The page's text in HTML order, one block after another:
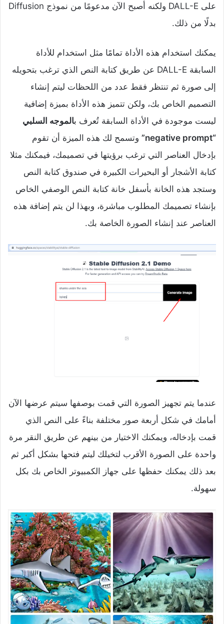
على DALL-E ولكنه أصبح الآن مدعومًا من نموذج Diffusion
بدلًا من ذلك.
يمكنك استخدام هذه الأداة تمامًا مثل استخدام للأداة
السابقة DALL-E عن طريق كتابة النص الذي ترغب بتحويله
إلى صورة ثم تنتظر فقط عدد من اللحظات ليتم إنشاء
التصميم الخاص بك، ولكن تتميز هذه الأداة بميزة إضافية
ليست موجودة في الأداة السابقة تُعرف بالموجه السلبي
“negative prompt”
وتسمح لك هذه الميزة أن تقوم
بإدخال العناصر التي ترغب برؤيتها في تصميمك، فيمكنك مثلا
كتابة الأشجار أو البحيرات الكبيرة في صندوق كتابة النص
وستجد هذه الخانة بأسفل خانة كتابة النص الوصفي الخاص
بإنشاء تصميمك المطلوب مباشرة، وبهذا لن يتم إضافة هذه
العناصر عند إنشاء الصورة الخاصة بك.
عندما يتم تجهيز الصورة التي قمت بوصفها سيتم عرضها الآن
أمامك في شكل أربعة صور مختلفة بناءً على النص الذي
قمت بإدخاله، ويمكنك الاختيار من بينهم عن طريق النقر مرة
واحدة على الصورة الأقرب لتخيلك ليتم فتحها بشكل أكبر ثم
بعد ذلك يمكنك حفظها على جهاز الكمبيوتر الخاص بك بكل
سهولة.